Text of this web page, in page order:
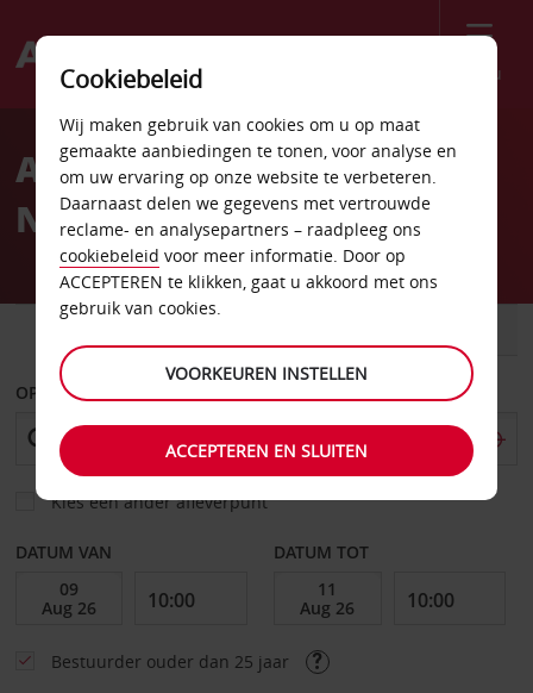
Menu
Welcome
AvisAutoverhuur Bamberg-
Noord
OPHALEN OP
Kies een ander afleverpunt
DATUM VAN DATUM TOT
Bestuurder ouder dan 25 jaar
Cookiebeleid
Wij maken gebruik van cookies om u op maat
gemaakte aanbiedingen te tonen, voor analyse en
om uw ervaring op onze website te verbeteren.
Daarnaast delen we gegevens met vertrouwde
reclame- en analysepartners – raadpleeg ons
cookiebeleid voor meer informatie. Door op
ACCEPTEREN te klikken, gaat u akkoord met ons
gebruik van cookies.
VOORKEUREN INSTELLEN
ACCEPTEREN EN SLUITEN